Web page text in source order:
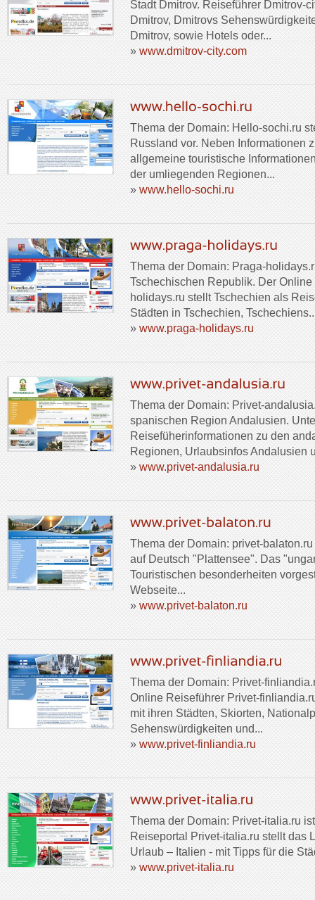
Stadt Dmitrov. Reiseführer Dmitrov-
Dmitrov, Dmitrovs
Dmitrov, sowie Hotels oder...
»www.dmitrov-city.com
Thema der Domain: Hello-sochi.ru
Russland vor. Neben Informationen
allgemeine touristische
der umliegenden Regionen...
»www.hello-sochi.ru
Thema der Domain: Praga-
Tschechischen Republik. Der
holidays.ru stellt Tschechien als
Städten in Tschechien,
»www.praga-holidays.ru
Thema der Domain: Privet-
spanischen Region Andalusien.
Reisefüherinformationen zu den
Regionen, Urlaubsinfos Andalusien
»www.privet-andalusia.ru
Thema der Domain: privet-
auf Deutsch "Plattensee". Das
Touristischen besonderheiten
Webseite...
»www.privet-balaton.ru
Thema der Domain: Privet-
Online Reiseführer Privet-
mit ihren Städten, Skiorten,
Sehenswürdigkeiten und...
»www.privet-finliandia.ru
Thema der Domain: Privet-italia.ru
Reiseportal Privet-italia.ru stellt das
Urlaub – Italien - mit Tipps für die
»www.privet-italia.ru